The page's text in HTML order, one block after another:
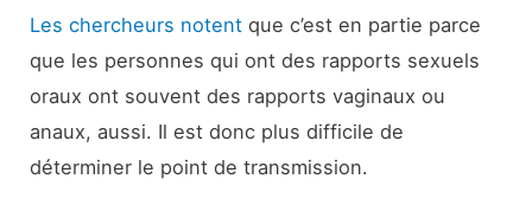
Les chercheurs notent que c’est en partie parce
que les personnes qui ont des rapports sexuels
oraux ont souvent des rapports vaginaux ou
anaux, aussi. Il est donc plus difficile de
déterminer le point de transmission.